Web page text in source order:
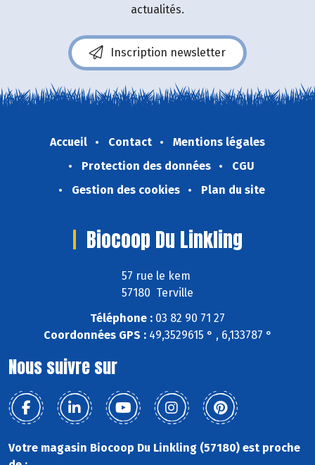
actualités.
Inscription newsletter
Accueil Contact
Mentions légales
Protection des données
CGU
Gestion des cookies
Plan du site
Biocoop Du Linkling
57 rue le kem
57180 Terville
Téléphone : 03 82 90 71 27
Coordonnées GPS :49,3529615 ° , 6,133787 °
Nous suivre sur
Votre magasin Biocoop Du Linkling (57180) est proche